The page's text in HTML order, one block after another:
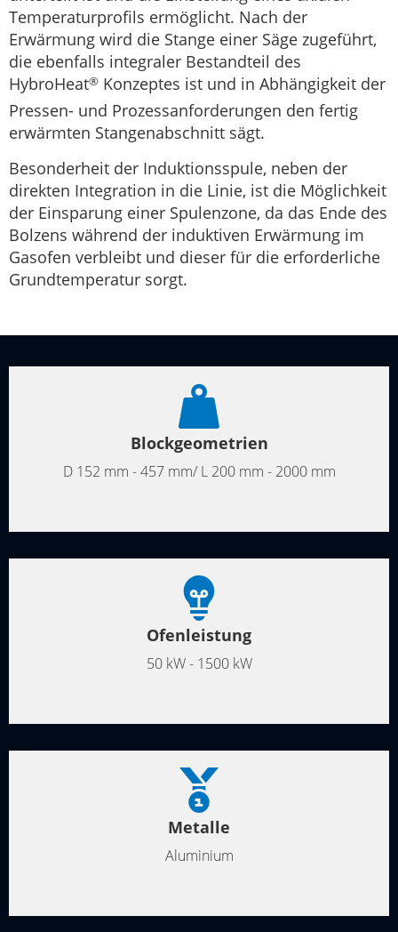
Temperaturprofils ermöglicht. Nach der
Erwärmung wird die Stange einer Säge zugeführt,
die ebenfalls integraler Bestandteil des
HybroHeat® Konzeptes ist und in Abhängigkeit der
Pressen- und Prozessanforderungen den fertig
erwärmten Stangenabschnitt sägt.
Besonderheit der Induktionsspule, neben der
direkten Integration in die Linie, ist die Möglichkeit
der Einsparung einer Spulenzone, da das Ende des
Bolzens während der induktiven Erwärmung im
Gasofen verbleibt und dieser für die erforderliche
Grundtemperatur sorgt.
Blockgeometrien
D 152 mm - 457 mm/ L 200 mm - 2000 mm
Ofenleistung
50 kW - 1500 kW
Metalle
Aluminium